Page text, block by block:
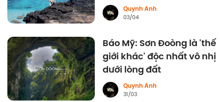
Quynh Anh
03/04
Báo Mỹ: Sơn Đoòng là 'thế
giới khác' độc nhất vô nhị
dưới lòng đất
Quynh Anh
31/03